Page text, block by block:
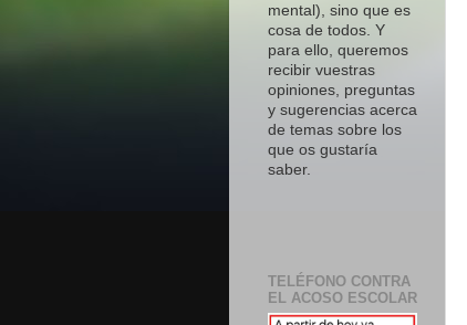
mental), sino que es
cosa de todos. Y
para ello, queremos
recibir vuestras
opiniones, preguntas
y sugerencias acerca
de temas sobre los
que os gustaría
saber.
TELÉFONO CONTRA
EL ACOSO ESCOLAR